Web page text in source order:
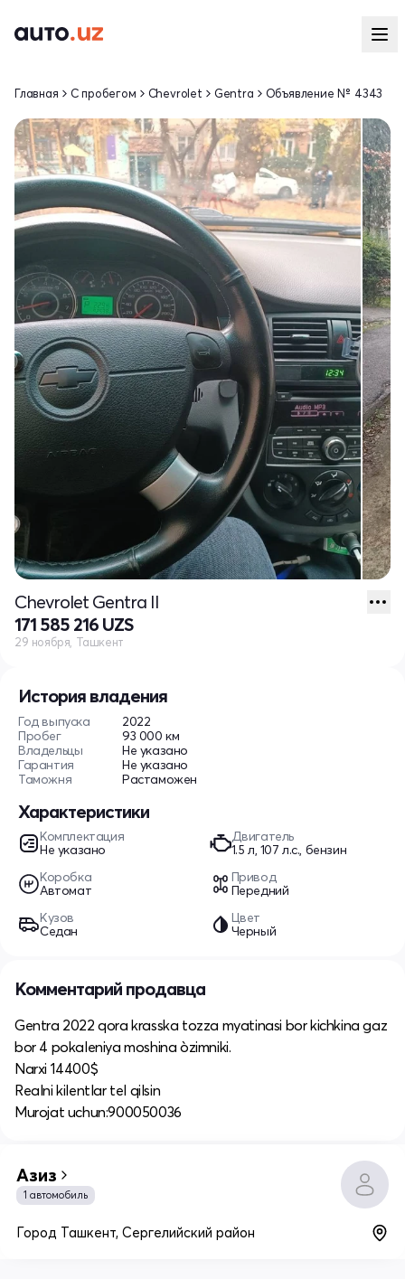
История владения
Год выпуска
2022
Пробег
93 000 км
Владельцы
Не указано
Гарантия
Не указано
Таможня
Растаможен
Характеристики
Комплектация
Не указано
Двигатель
1.5 л, 107 л.с., бензин
Коробка
Автомат
Привод
Передний
Кузов
Седан
Цвет
Черный
Главная С пробегом Chevrolet Gentra Объявление № 4343
Chevrolet Gentra II
171 585 216 UZS
29 ноября, Ташкент
Комментарий продавца
Gentra 2022 qora krasska tozza myatinasi bor kichkina gaz
bor 4 pokaleniya moshina òzimniki.
Narxi 14400$
Realni kilentlar tel qilsin
Murojat uchun:900050036
Азиз
1 автомобиль
Город Ташкент, Сергелийский район